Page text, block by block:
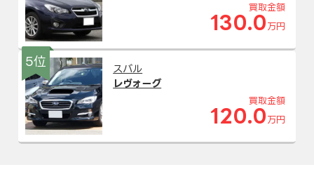
買取金額
130.0 万円
5位
スバル
レヴォーグ
買取金額
120.0 万円